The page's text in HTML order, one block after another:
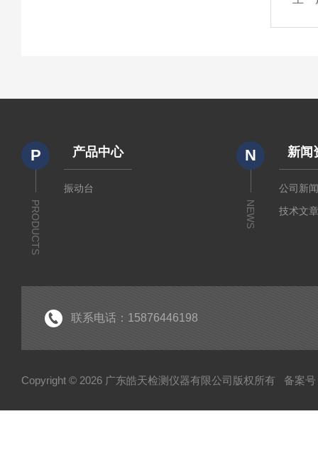
P
PRODUCTS
产品中心
振动台
N
NEWS
新闻
公司新
技术文
联系电话：15876446198
Copyright © 2026 广东皓天检测仪器有限公司版权所有 备案号